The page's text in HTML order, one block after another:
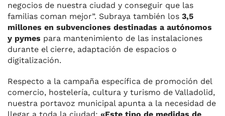
negocios de nuestra ciudad y conseguir que las
familias coman mejor”. Subraya también los 3,5
millones en subvenciones destinadas a autónomos
y pymes para mantenimiento de las instalaciones
durante el cierre, adaptación de espacios o
digitalización.
Respecto a la campaña específica de promoción del
comercio, hostelería, cultura y turismo de Valladolid,
nuestra portavoz municipal apunta a la necesidad de